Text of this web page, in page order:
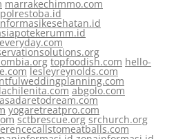
marrakechimmo.com
polrestoba.id
topfoodish.com hello-
lesleyreynolds.com
abgolo.com
yogaretreatpro.com
sctbrescue.org srchurch.org